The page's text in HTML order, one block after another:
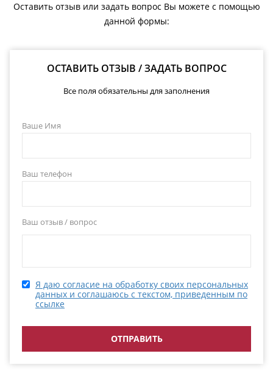
Оставить отзыв или задать вопрос Вы можете с помощью
данной формы:
ОСТАВИТЬ ОТЗЫВ / ЗАДАТЬ ВОПРОС
Все поля обязательны для заполнения
Ваше Имя
Ваш телефон
Ваш отзыв / вопрос
Я даю согласие на обработку своих персональных
данных и соглашаюсь с текстом, приведенным по
ссылке